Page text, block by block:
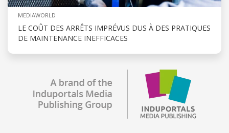
MEDIAWORLD
LE COÛT DES ARRÊTS IMPRÉVUS DUS À DES PRATIQUES
DE MAINTENANCE INEFFICACES